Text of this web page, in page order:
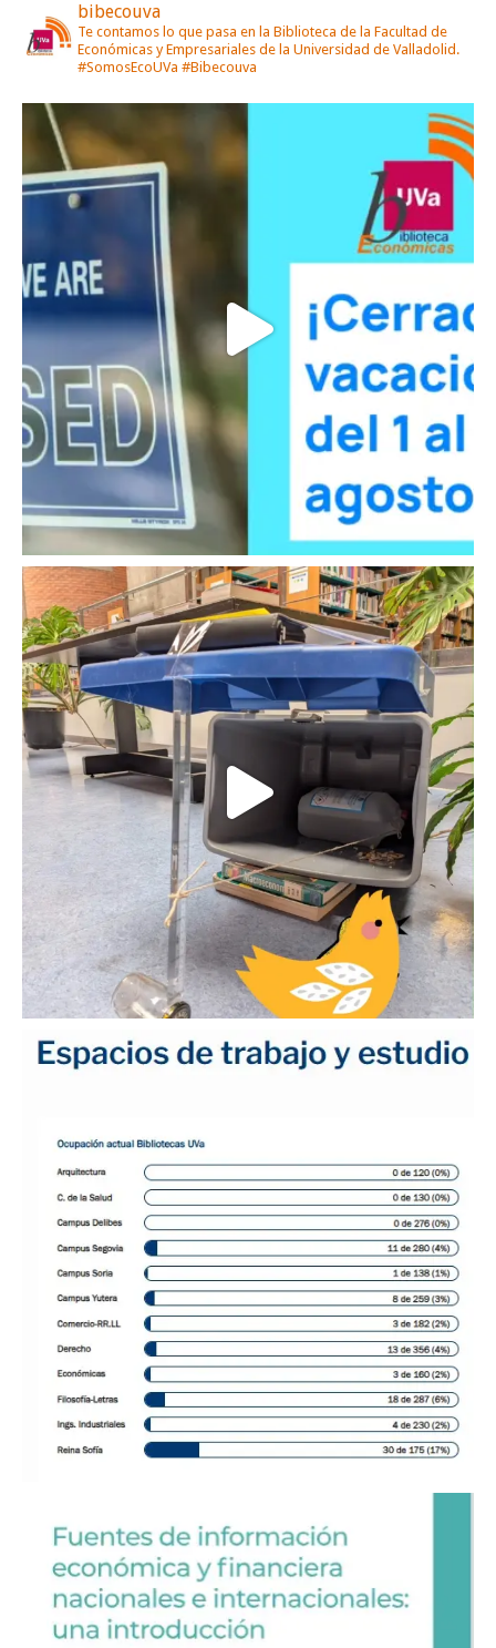
bibecouva
Te contamos lo que pasa en la Biblioteca de la Facultad de
Económicas y Empresariales de la Universidad de Valladolid.
#SomosEcoUVa #Bibecouva